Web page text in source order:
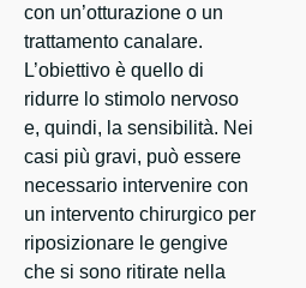
con un’otturazione o un
trattamento canalare.
L’obiettivo è quello di
ridurre lo stimolo nervoso
e, quindi, la sensibilità. Nei
casi più gravi, può essere
necessario intervenire con
un intervento chirurgico per
riposizionare le gengive
che si sono ritirate nella